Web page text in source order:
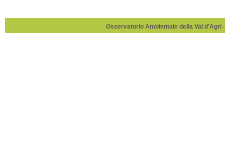
Osservatorio Ambientale della Val d'Agri